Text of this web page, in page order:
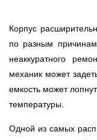
Корпус
по разным
неаккуратного
механик может
емкость может
температуры.
Одной из самых